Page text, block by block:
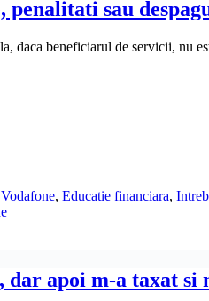
penalitati sau
beneficiarul de servicii, nu
, Educatie financiara,
apoi m-a taxat si